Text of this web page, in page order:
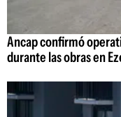
Ancap confirmó
durante las obras en